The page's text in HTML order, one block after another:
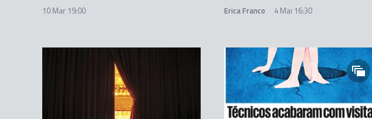
10 Mar 19:00 Erica Franco 4 Mai 16:30